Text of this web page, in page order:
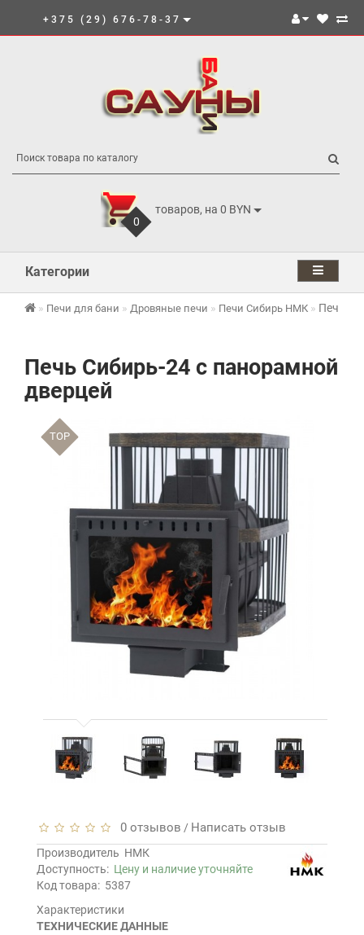
+375 (29) 676-78-37
0
товаров, на 0 BYN
Категории
Печи для бани Дровяные печи Печи Сибирь НМК Печь
Печь Сибирь-24 с панорамной
дверцей
TOP
0 отзывов / Написать отзыв
Производитель НМК
Доступность: Цену и наличие уточняйте
Код товара: 5387
Характеристики
ТЕХНИЧЕСКИЕ ДАННЫЕ